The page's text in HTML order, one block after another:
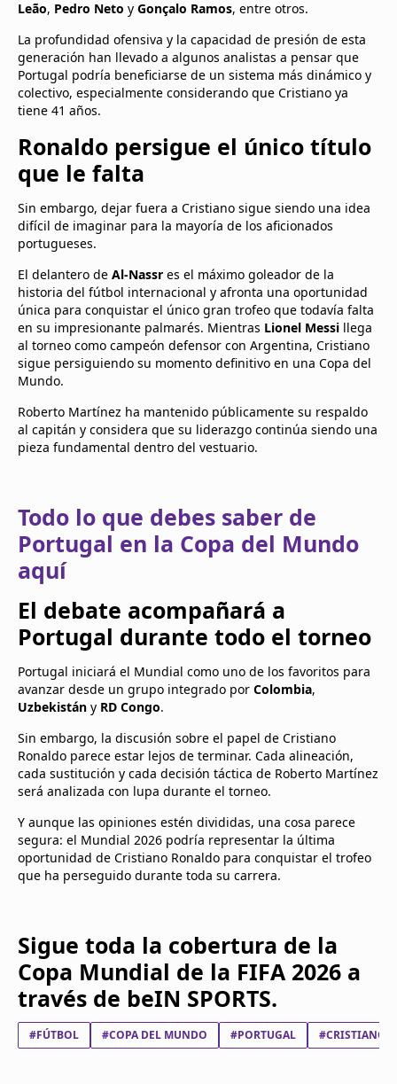
Leão, Pedro Neto y Gonçalo Ramos, entre otros.
La profundidad ofensiva y la capacidad de presión de esta
generación han llevado a algunos analistas a pensar que
Portugal podría beneficiarse de un sistema más dinámico y
colectivo, especialmente considerando que Cristiano ya
tiene 41 años.
Ronaldo persigue el único título
que le falta
Sin embargo, dejar fuera a Cristiano sigue siendo una idea
difícil de imaginar para la mayoría de los aficionados
portugueses.
El delantero de Al-Nassr es el máximo goleador de la
historia del fútbol internacional y afronta una oportunidad
única para conquistar el único gran trofeo que todavía falta
en su impresionante palmarés. Mientras Lionel Messi llega
al torneo como campeón defensor con Argentina, Cristiano
sigue persiguiendo su momento definitivo en una Copa del
Mundo.
Roberto Martínez ha mantenido públicamente su respaldo
al capitán y considera que su liderazgo continúa siendo una
pieza fundamental dentro del vestuario.
Todo lo que debes saber de
Portugal en la Copa del Mundo
aquí
El debate acompañará a
Portugal durante todo el torneo
Portugal iniciará el Mundial como uno de los favoritos para
avanzar desde un grupo integrado por Colombia,
Uzbekistán y RD Congo.
Sin embargo, la discusión sobre el papel de Cristiano
Ronaldo parece estar lejos de terminar. Cada alineación,
cada sustitución y cada decisión táctica de Roberto Martínez
será analizada con lupa durante el torneo.
Y aunque las opiniones estén divididas, una cosa parece
segura: el Mundial 2026 podría representar la última
oportunidad de Cristiano Ronaldo para conquistar el trofeo
que ha perseguido durante toda su carrera.
Sigue toda la cobertura de la
Copa Mundial de la FIFA 2026 a
través de beIN SPORTS.
#FÚTBOL #COPA DEL MUNDO #PORTUGAL #CRISTIANO